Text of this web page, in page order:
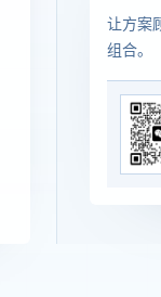
让方案
组合。